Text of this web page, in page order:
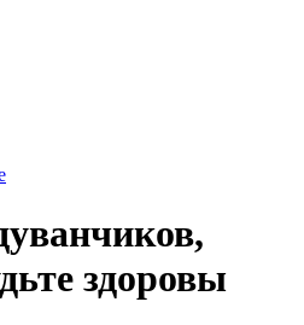
здоровы